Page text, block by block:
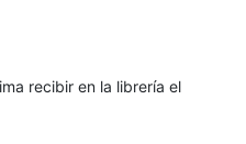
recibir en la librería el